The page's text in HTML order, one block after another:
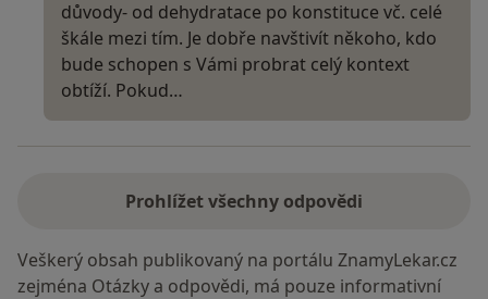
důvody- od dehydratace po konstituce vč. celé
škále mezi tím. Je dobře navštivít někoho, kdo
bude schopen s Vámi probrat celý kontext
obtíží. Pokud…
Prohlížet všechny odpovědi
Veškerý obsah publikovaný na portálu ZnamyLekar.cz
zejména Otázky a odpovědi, má pouze informativní